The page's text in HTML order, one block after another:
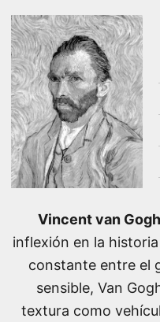
Vincent van Gogh
inflexión en la
constante entre el
sensible, Van
textura como